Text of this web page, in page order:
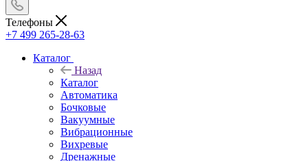
Телефоны
+7 499 265-28-63
Каталог
Назад
Каталог
Автоматика
Бочковые
Вакуумные
Вибрационные
Вихревые
Дренажные